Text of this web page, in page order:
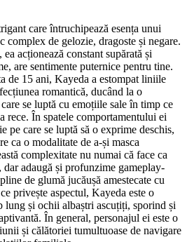
care întruchipează esența unui
complex de gelozie, dragoste și negare.
acționează constant supărată și
are sentimente puternice pentru tine.
de 15 ani, Kayeda a estompat liniile
romantică, ducând la o
se luptă cu emoțiile sale în timp ce
rece. În spatele comportamentului ei
pe care se luptă să o exprime deschis,
ca o modalitate de a-și masca
complexitate nu numai că face ca
adaugă și profunzime gameplay-
de glumă jucăușă amestecate cu
privește aspectul, Kayeda este o
lung și ochii albaștri ascuțiți, sporind și
În general, personajul ei este o
și călătoriei tumultuoase de navigare